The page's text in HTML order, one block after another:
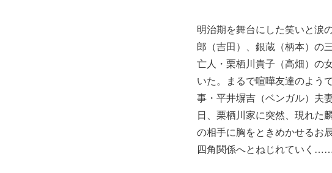
明治期を舞台にした笑いと涙
郎（吉田）、銀蔵（柄本）の
亡人・栗栖川貴子（高畑）の
いた。まるで喧嘩友達のよう
事・平井塀吉（ベンガル）夫
日、栗栖川家に突然、現れた
の相手に胸をときめかせるお
四角関係へとねじれていく……